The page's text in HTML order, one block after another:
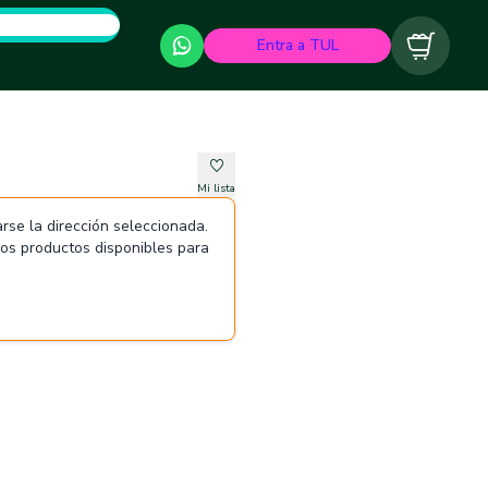
Entra a TUL Carrito
Mi lista
la dirección seleccionada.
productos disponibles para